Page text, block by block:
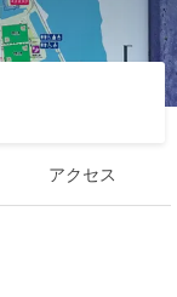
アクセス